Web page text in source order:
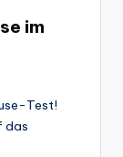
im
Test!
das